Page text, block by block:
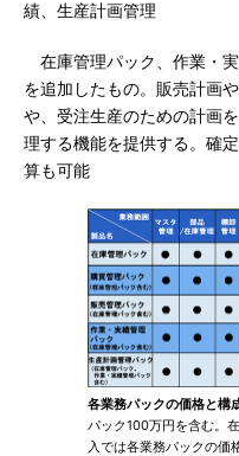
績、生産計画管理
在庫管理パック、作業・
を追加したもの。販売計画
や、受注生産のための計画
理する機能を提供する。確
算も可能
各業務パックの価格と構
パック100万円を含む。
入では各業務パックの価